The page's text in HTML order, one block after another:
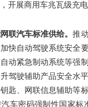
开展商用车兆瓦级充
网联汽车标准供给。推
快自动驾驶系统安全
动紧急制动系统等强
驾驶辅助产品安全水
匙、网联信息辅助等
车密码强制性国家